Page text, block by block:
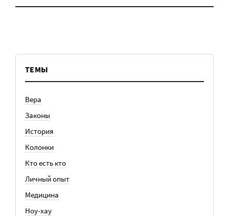
ТЕМЫ
Вера
Законы
История
Колонки
Кто есть кто
Личный опыт
Медицина
Ноу-хау